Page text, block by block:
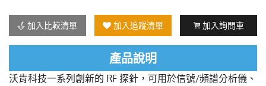
加入比較清單 加入追蹤清單 加入詢問車
產品說明
沃肯科技一系列創新的 RF 探針，可用於信號/頻譜分析儀、